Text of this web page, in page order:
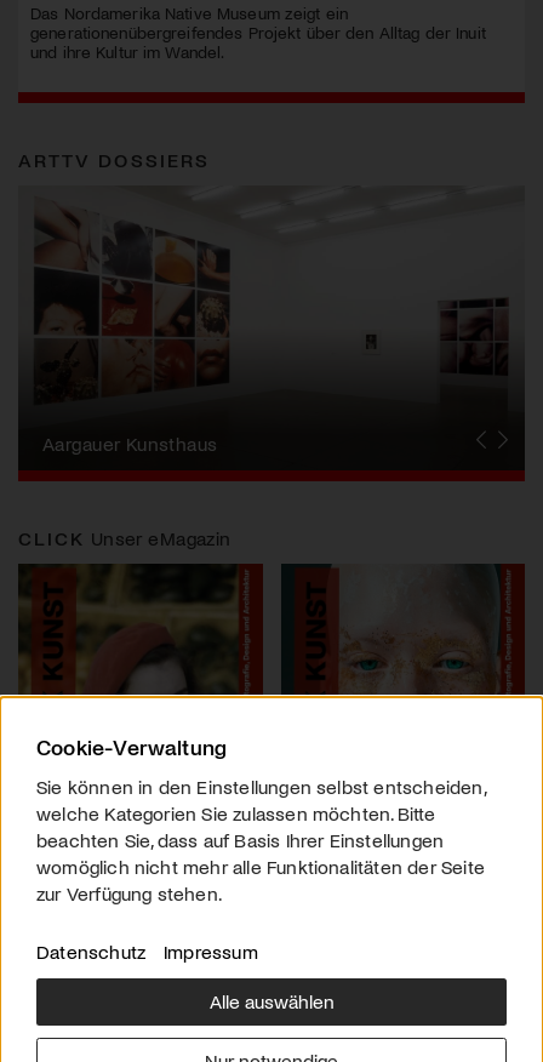
Das Nordamerika Native Museum zeigt ein
generationenübergreifendes Projekt über den Alltag der Inuit
und ihre Kultur im Wandel.
ARTTV DOSSIERS
Künstlerin
Aargauer Kunsthaus
Gewerbemuseum Winterthur
Liste Art Fair Basel
Bündner Kunstmuseum
Künstler:innen Portraits
Junge Schweizer Kunst
Vögele Kultur Zentrum
Nidwaldner Museum
Haus für Kunst Uri
CLICK Unser eMagazin
Über uns
Downloads
Impressum
Cookie-Verwaltung
Sie können in den Einstellungen selbst entscheiden,
welche Kategorien Sie zulassen möchten. Bitte
beachten Sie, dass auf Basis Ihrer Einstellungen
womöglich nicht mehr alle Funktionalitäten der Seite
zur Verfügung stehen.
Datenschutz Impressum
Alle auswählen